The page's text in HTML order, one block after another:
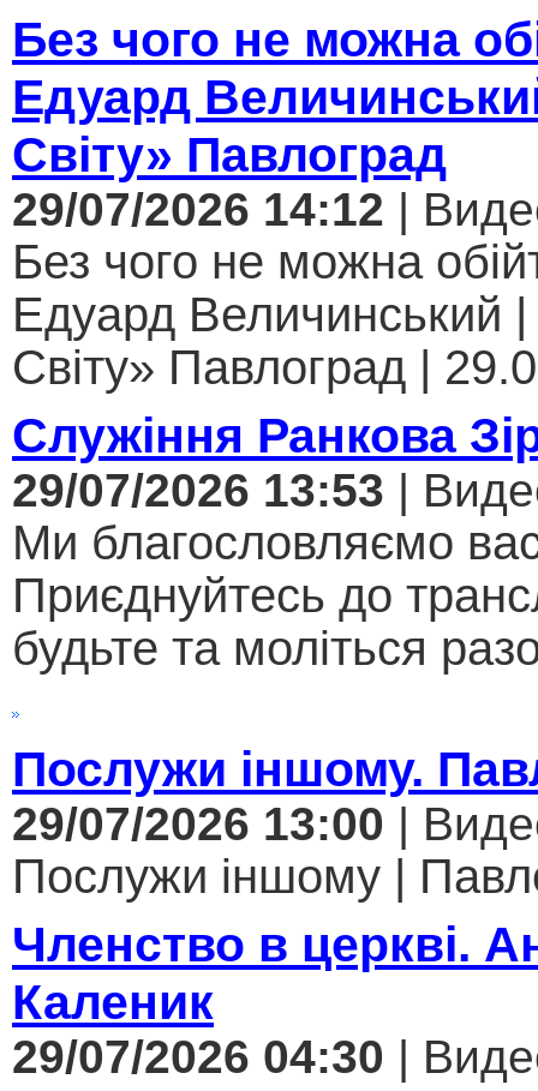
Без чого не можна
Едуард
Світу» Павлоград
29/07/2026 14:12 |
Без чого не можна
Едуард Величинський |
Світу» Павлоград |
Служіння Ранкова
29/07/2026 13:53 |
Ми благословляємо
Приєднуйтесь до
будьте та моліться
Послужи іншому.
29/07/2026 13:00 |
Послужи іншому |
Членство в церкві.
Каленик
29/07/2026 04:30 |